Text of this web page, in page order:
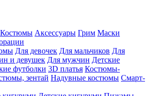
Костюмы Аксессуары Грим Маски
Для девочек Для мальчиков Для
и девушек Для мужчин Детские
футболки 3D платья Костюмы-
зентай Надувные костюмы Смарт-